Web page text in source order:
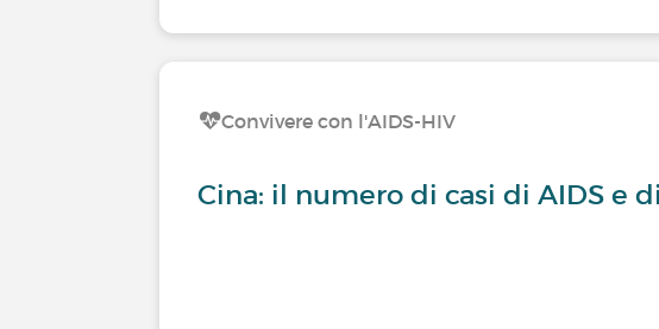
Convivere con l'AIDS-HIV
Cina: il numero di casi di AIDS e